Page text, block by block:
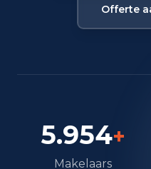
Leeftijdsopbouw
65+: 125 0-15: 85
Opleidingsniveau
Praktisch
120
Offerte
5.954+
Makelaars